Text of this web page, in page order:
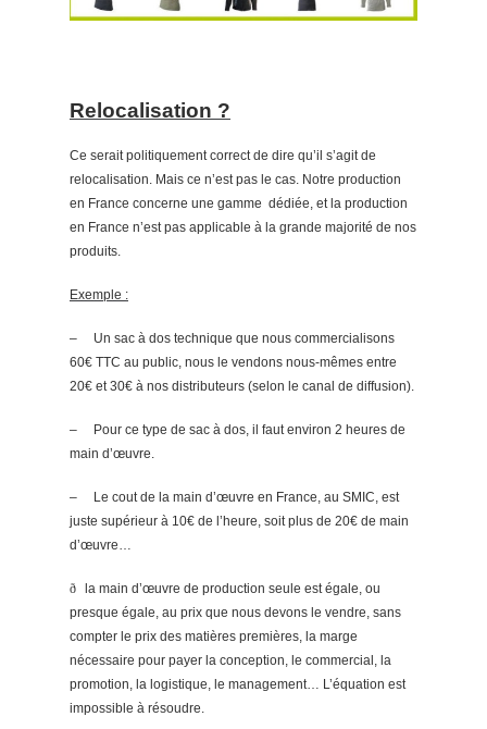
Relocalisation ?
Ce serait politiquement correct de dire qu’il s’agit de
relocalisation. Mais ce n’est pas le cas. Notre production
en France concerne une gamme dédiée, et la production
en France n’est pas applicable à la grande majorité de nos
produits.
Exemple :
–
Un sac à dos technique que nous commercialisons
60€ TTC au public, nous le vendons nous-mêmes entre
20€ et 30€ à nos distributeurs (selon le canal de diffusion).
–
Pour ce type de sac à dos, il faut environ 2 heures de
main d’œuvre.
–
Le cout de la main d’œuvre en France, au SMIC, est
juste supérieur à 10€ de l’heure, soit plus de 20€ de main
d’œuvre…
ð la main d’œuvre de production seule est égale, ou
presque égale, au prix que nous devons le vendre, sans
compter le prix des matières premières, la marge
nécessaire pour payer la conception, le commercial, la
promotion, la logistique, le management… L’équation est
impossible à résoudre.